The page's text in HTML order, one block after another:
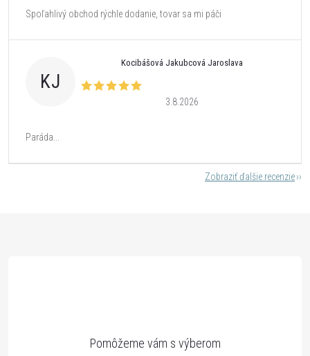
Spoľahlivý obchod rýchle dodanie, tovar sa mi páči
KJ
Kocibášová Jakubcová Jaroslava
3.8.2026
Paráda...
Zobraziť ďalšie recenzie